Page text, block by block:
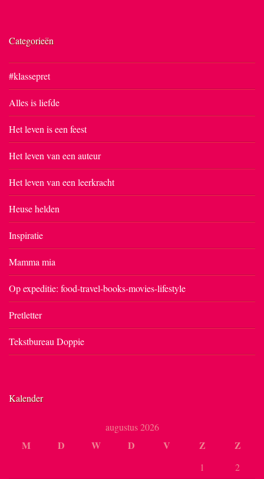
Categorieën
#klassepret
Alles is liefde
Het leven is een feest
Het leven van een auteur
Het leven van een leerkracht
Heuse helden
Inspiratie
Mamma mia
Op expeditie: food-travel-books-movies-lifestyle
Pretletter
Tekstbureau Doppie
Kalender
augustus 2026
M D W D V Z Z
1 2